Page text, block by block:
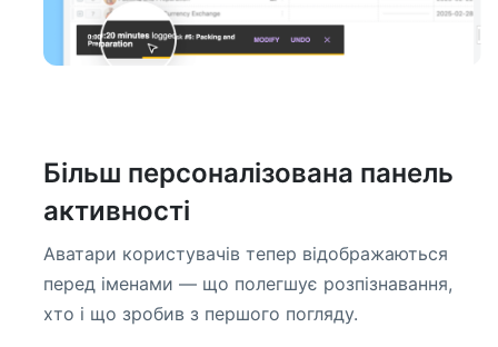
Більш персоналізована панель
активності
Аватари користувачів тепер відображаються
перед іменами — що полегшує розпізнавання,
хто і що зробив з першого погляду.